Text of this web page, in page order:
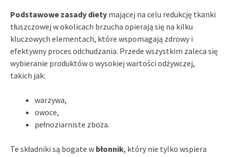
Podstawowe zasady diety mającej na celu redukcję tkanki
tłuszczowej w okolicach brzucha opierają się na kilku
kluczowych elementach, które wspomagają zdrowy i
efektywny proces odchudzania. Przede wszystkim zaleca się
wybieranie produktów o wysokiej wartości odżywczej,
takich jak:
warzywa,
owoce,
pełnoziarniste zboża.
Te składniki są bogate w błonnik, który nie tylko wspiera